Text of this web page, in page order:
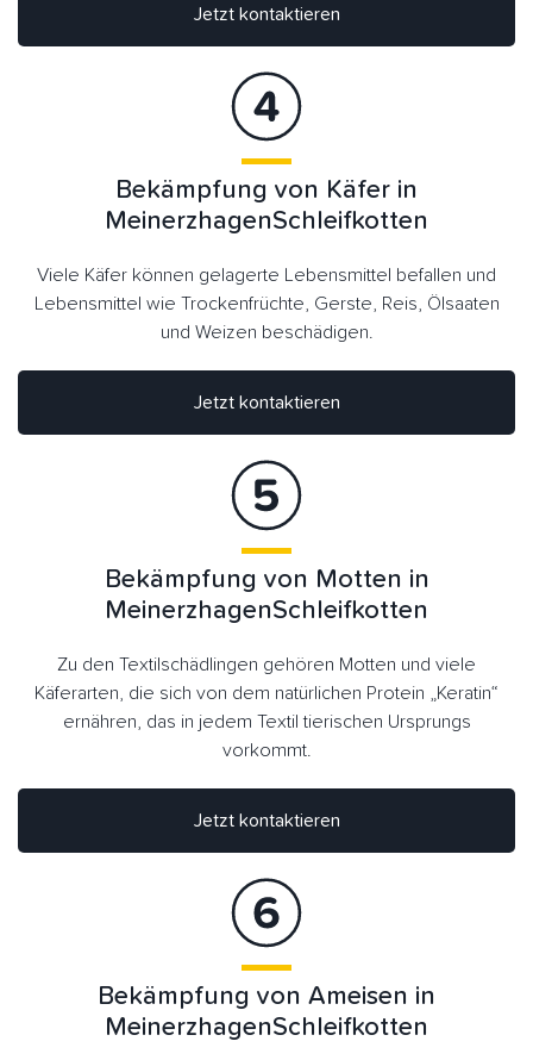
Jetzt kontaktieren
Jetzt kontaktieren
Bekämpfung von Käfer in
MeinerzhagenSchleifkotten
Viele Käfer können gelagerte Lebensmittel befallen und
Lebensmittel wie Trockenfrüchte, Gerste, Reis, Ölsaaten
und Weizen beschädigen.
Bekämpfung von Motten in
MeinerzhagenSchleifkotten
Zu den Textilschädlingen gehören Motten und viele
Käferarten, die sich von dem natürlichen Protein „Keratin“
ernähren, das in jedem Textil tierischen Ursprungs
vorkommt.
Jetzt kontaktieren
Bekämpfung von Ameisen in
MeinerzhagenSchleifkotten